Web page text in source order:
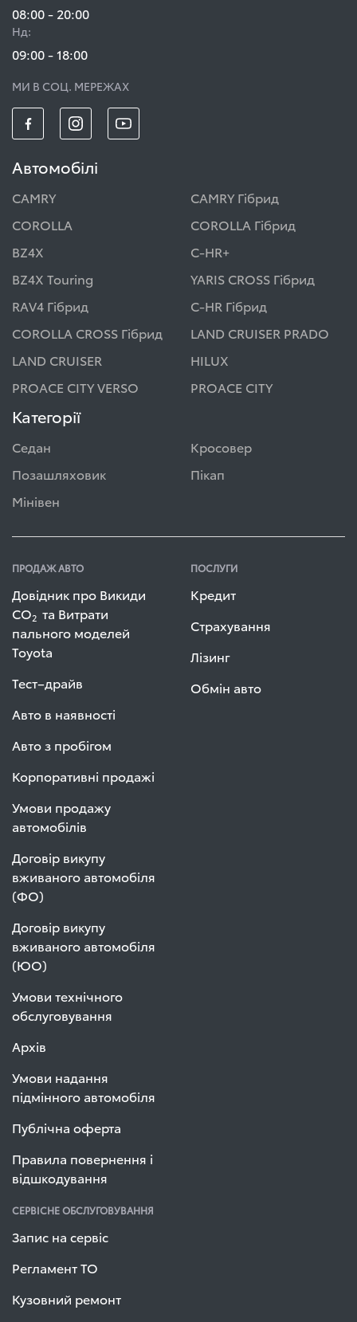
08:00 - 20:00
Нд:
09:00 - 18:00
МИ В СОЦ. МЕРЕЖАХ
Автомобілі
CAMRY
CAMRY Гібрид
COROLLA
COROLLA Гібрид
BZ4X
C-HR+
BZ4X Touring
YARIS CROSS Гібрид
RAV4 Гібрид
C-HR Гібрид
COROLLA CROSS Гібрид
LAND CRUISER PRADO
LAND CRUISER
HILUX
PROACE CITY VERSO
PROACE CITY
Категорії
Седан
Кросовер
Позашляховик
Пікап
Мінівен
ПРОДАЖ АВТО
Довідник про Викиди
СО2 та Витрати
пального моделей
Toyota
Тест–драйв
Авто в наявності
Авто з пробігом
Корпоративні продажі
Умови продажу
автомобілів
Договір викупу
вживаного автомобіля
(ФО)
Договір викупу
вживаного автомобіля
(ЮО)
Умови технічного
обслуговування
Архів
Умови надання
підмінного автомобіля
Публічна оферта
Правила повернення і
відшкодування
ПОСЛУГИ
Кредит
Страхування
Лізинг
Обмін авто
СЕРВІСНЕ ОБСЛУГОВУВАННЯ
Запис на сервіс
Регламент ТО
Кузовний ремонт